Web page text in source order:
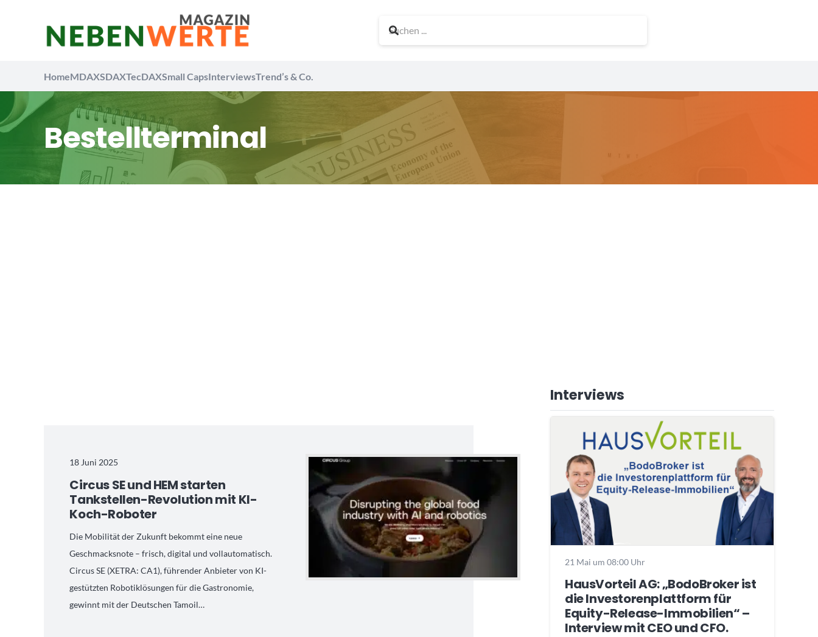
HomeMDAXSDAXTecDAXSmall CapsInterviewsTrend’s & Co.
Bestellterminal
18 Juni 2025
Circus SE und HEM starten
Tankstellen-Revolution mit KI-
Koch-Roboter
Die Mobilität der Zukunft bekommt eine neue
Geschmacksnote – frisch, digital und vollautomatisch.
Circus SE (XETRA: CA1), führender Anbieter von KI-
gestützten Robotiklösungen für die Gastronomie,
gewinnt mit der Deutschen Tamoil…
Interviews
21 Mai um 08:00 Uhr
HausVorteil AG: „BodoBroker ist
die Investorenplattform für
Equity-Release-Immobilien“ –
Interview mit CEO und CFO.